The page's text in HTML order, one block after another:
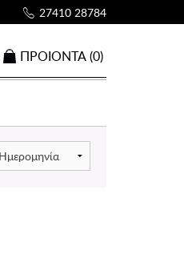
27410 28784
ΠΡΟΙOΝΤΑ (0)